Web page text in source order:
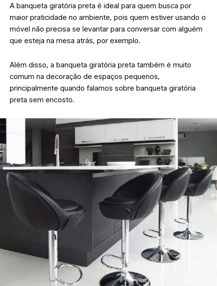
A banqueta giratória preta é ideal para quem busca por
maior praticidade no ambiente, pois quem estiver usando o
móvel não precisa se levantar para conversar com alguém
que esteja na mesa atrás, por exemplo.
Além disso, a banqueta giratória preta também é muito
comum na decoração de espaços pequenos,
principalmente quando falamos sobre banqueta giratória
preta sem encosto.